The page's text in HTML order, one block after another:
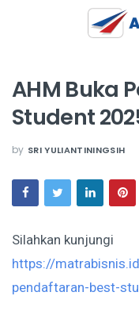
AHM Buka
Student
by SRI YULIANTININGSIH
Silahkan kunjungi
https://
pendaftaran-best-